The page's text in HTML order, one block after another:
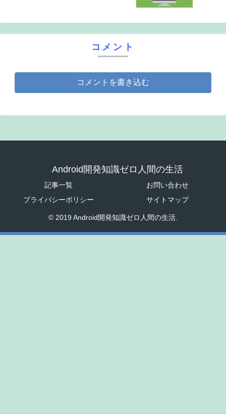
コメント
コメントを書き込む
Android開発知識ゼロ人間の生活
記事一覧
お問い合わせ
プライバシーポリシー
サイトマップ
© 2019 Android開発知識ゼロ人間の生活.